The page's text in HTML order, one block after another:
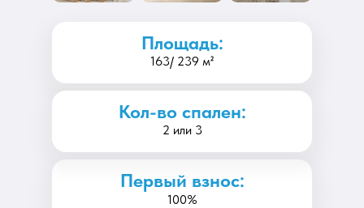
Площадь:
163/ 239 м²
Первый взнос:
100%
Кол-во спален:
2 или 3